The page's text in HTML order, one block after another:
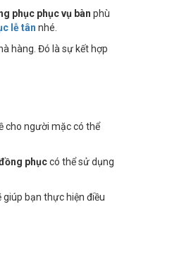
phục phục vụ bàn phù
lễ tân nhé.
hàng. Đó là sự kết hợp
cho người mặc có thể
phụccó thể sử dụng
bạn thực hiện điều